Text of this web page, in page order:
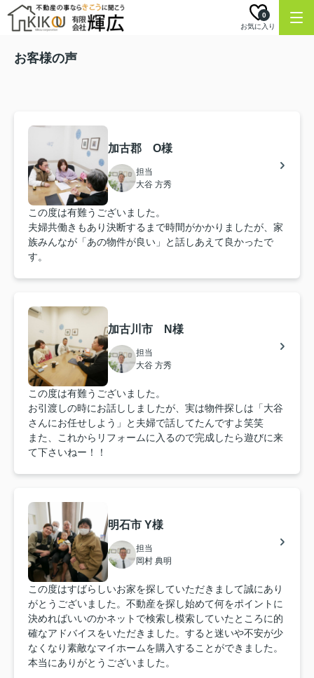
お気に入り
0
お客様の声
加古郡 O様
担当
大谷 方秀
この度は有難うございました。
夫婦共働きもあり決断するまで時間がかかりましたが、家
族みんなが「あの物件が良い」と話しあえて良かったで
す。
加古川市 N様
担当
大谷 方秀
この度は有難うございました。
お引渡しの時にお話ししましたが、実は物件探しは「大谷
さんにお任せしよう」と夫婦で話してたんですよ笑笑
また、これからリフォームに入るので完成したら遊びに来
て下さいねー！！
明石市 Y様
担当
岡村 典明
この度はすばらしいお家を探していただきまして誠にあり
がとうございました。不動産を探し始めて何をポイントに
決めればいいのかネットで検索し模索していたところに的
確なアドバイスをいただきました。すると迷いや不安が少
なくなり素敵なマイホームを購入することができました。
本当にありがとうございました。